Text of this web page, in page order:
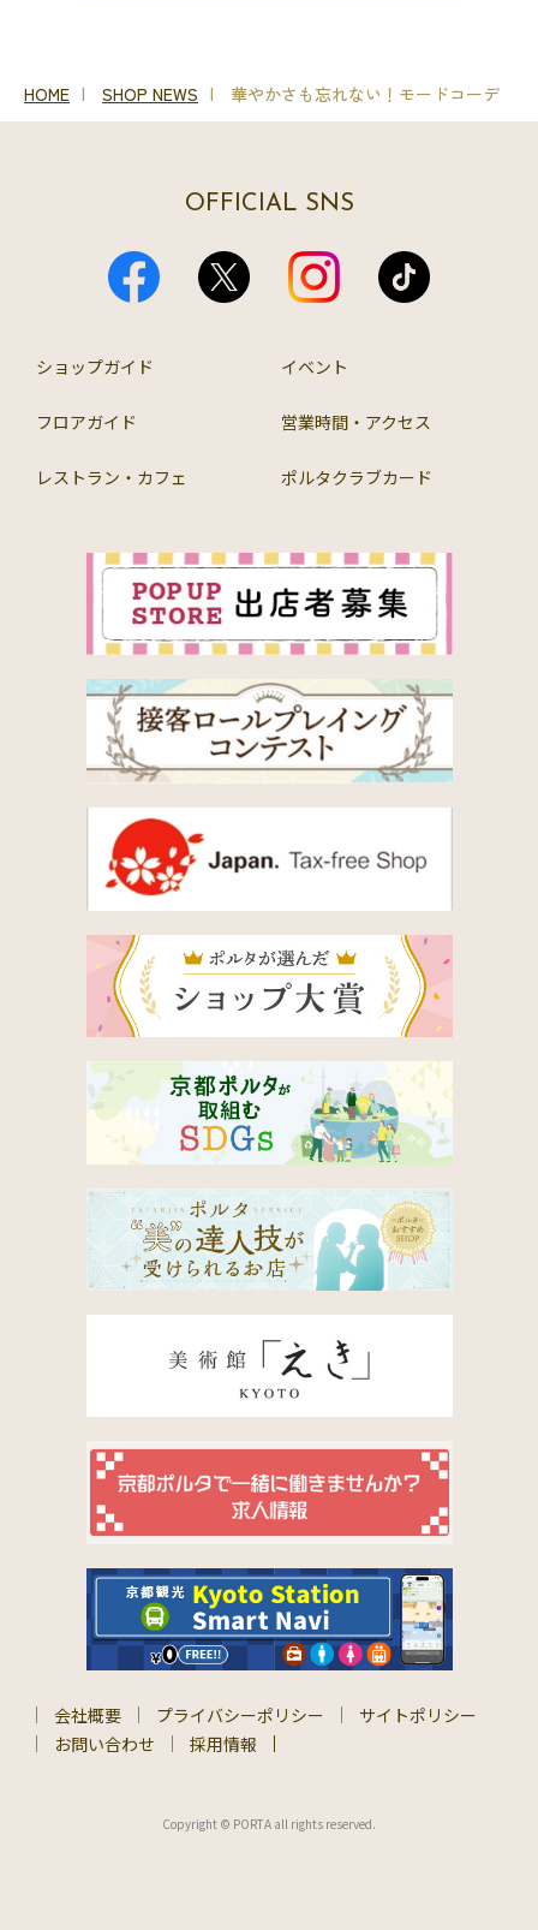
HOME SHOP NEWS 華やかさも忘れない！モードコーデ
OFFICIAL SNS
ショップガイド イベント
フロアガイド 営業時間・アクセス
レストラン・カフェ ポルタクラブカード
会社概要 プライバシーポリシー
サイトポリシー
お問い合わせ
採用情報
Copyright © PORTA all rights reserved.